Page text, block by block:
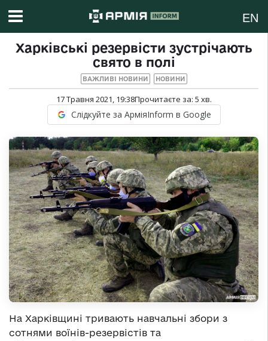
EN
Харківські резервісти зустрічають
свято в полі
ВАЖЛИВІ НОВИНИ НОВИНИ
17 Травня 2021, 19:38Прочитаєте за: 5 хв.
Слідкуйте за АрміяInform в Google
На Харківщині тривають навчальні збори з
сотнями воїнів-резервістів та